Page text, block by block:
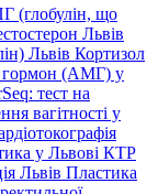
(глобулін, що
Львів
Львів Кортизол
гормон (АМГ) у
тест на
вагітності у
у Львові КТР
Львів Пластика